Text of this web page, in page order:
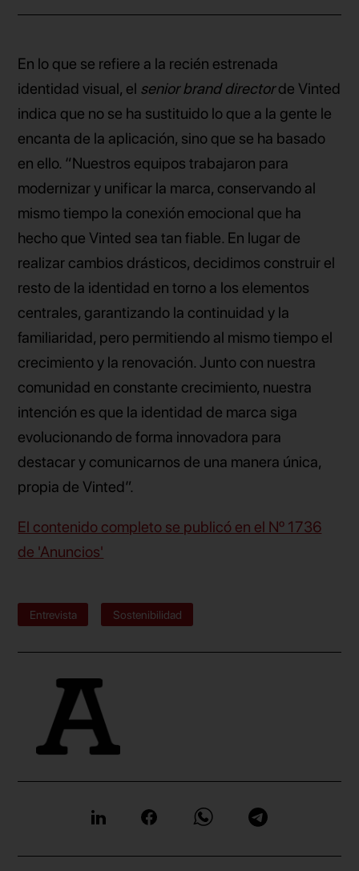
En lo que se refiere a la recién estrenada
identidad visual, el senior brand directorde Vinted
indica que no se ha sustituido lo que a la gente le
encanta de la aplicación, sino que se ha basado
en ello. “Nuestros equipos trabajaron para
modernizar y unificar la marca, conservando al
mismo tiempo la conexión emocional que ha
hecho que Vinted sea tan fiable. En lugar de
realizar cambios drásticos, decidimos construir el
resto de la identidad en torno a los elementos
centrales, garantizando la continuidad y la
familiaridad, pero permitiendo al mismo tiempo el
crecimiento y la renovación. Junto con nuestra
comunidad en constante crecimiento, nuestra
intención es que la identidad de marca siga
evolucionando de forma innovadora para
destacar y comunicarnos de una manera única,
propia de Vinted”.
El contenido completo se publicó en el Nº 1736
de 'Anuncios'
Entrevista Sostenibilidad